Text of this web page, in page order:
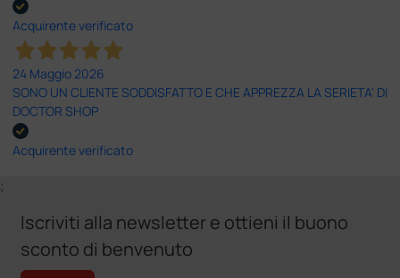
Acquirente verificato
24 Maggio 2026
SONO UN CLIENTE SODDISFATTO E CHE APPREZZA LA SERIETA' DI
DOCTOR SHOP
Acquirente verificato
;
Iscriviti alla newsletter e ottieni il buono
sconto di benvenuto